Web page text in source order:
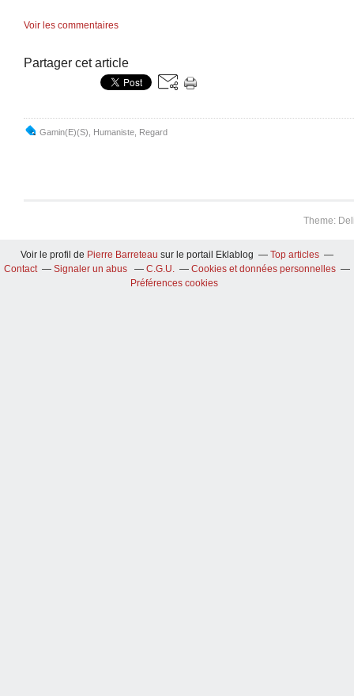
Voir les commentaires
Partager cet article
Gamin(e)(s) Humaniste Regard
Theme:
Voir le profil de Pierre Barreteau sur le portail Eklablog
Top articles
Contact
Signaler un abus C.G.U.
Cookies et données personnelles
Préférences cookies